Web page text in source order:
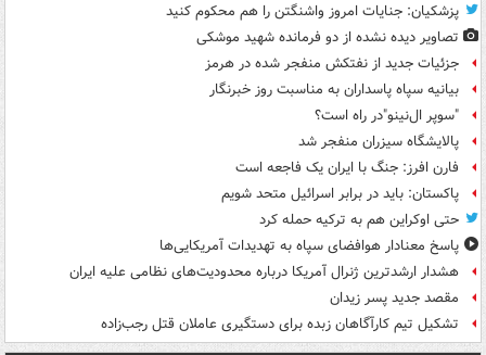
پزشکیان: جنایات امروز واشنگتن را هم محکوم کنید
تصاویر دیده‌ نشده از دو فرمانده شهید موشکی
جزئیات جدید از نفتکش منفجر شده در هرمز
بیانیه سپاه پاسداران به مناسبت روز خبرنگار
"سوپر ال‌نینو"در راه است؟
پالایشگاه سیزران منفجر شد
فارن افرز: جنگ با ایران یک فاجعه است
پاکستان: باید در برابر اسرائیل متحد شویم
حتی اوکراین هم به ترکیه حمله کرد
پاسخ معنادار هوافضای سپاه به تهدیدات آمریکایی‌ها
هشدار ارشدترین ژنرال آمریکا درباره محدودیت‌های نظامی علیه ایران
مقصد جدید پسر زیدان
تشکیل تیم کارآگاهان زبده برای دستگیری عاملان قتل رجب‌زاده